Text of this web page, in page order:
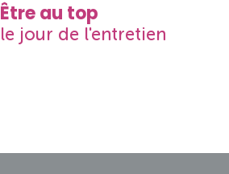
Être au top
le jour de l'entretien